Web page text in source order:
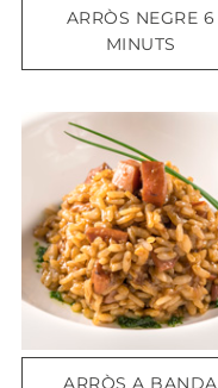
ARRÒS NEGRE 6
MINUTS
ARRÒS A BANDA